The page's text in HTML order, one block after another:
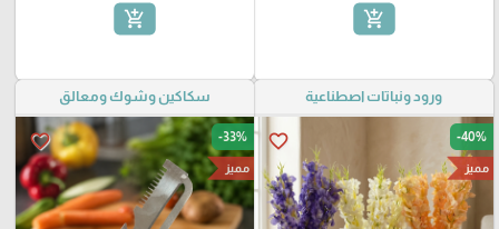
add_shopping_cart
add_shopping_cart
ورود ونباتات اصطناعية
favorite_border -40%
مميز
سكاكين وشوك ومعالق
favorite_border -33%
مميز